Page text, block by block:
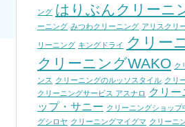
ング はりぶんクリーニ
ーニング みつわクリーニング アリスクリ
リーニング キングドライ クリー
クリーニングWAKO ク
ンス クリーニングのルッソスタイル クリ
クリーニングサービス アスナロ
クリー
ップ・サニー クリーニングショップ
グシロヤ クリーニングマイグマ クリーニ